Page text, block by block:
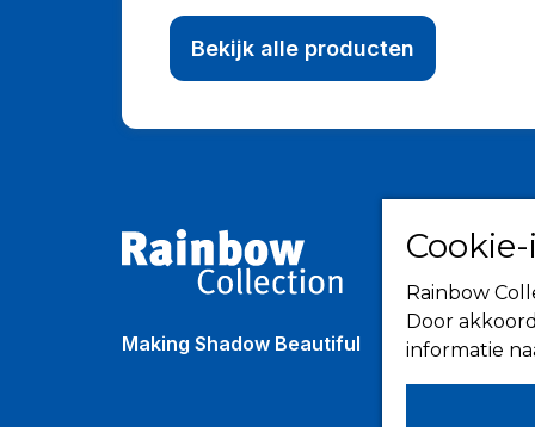
Bekijk alle producten
Making Shadow Beautiful
Rainbow
Door
informatie